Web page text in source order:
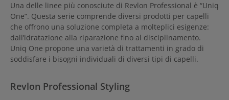
Una delle linee più conosciute di Revlon Professional è “Uniq
One”. Questa serie comprende diversi prodotti per capelli
che offrono una soluzione completa a molteplici esigenze:
dall’idratazione alla riparazione fino al disciplinamento.
Uniq One propone una varietà di trattamenti in grado di
soddisfare i bisogni individuali di diversi tipi di capelli.
Revlon Professional Styling